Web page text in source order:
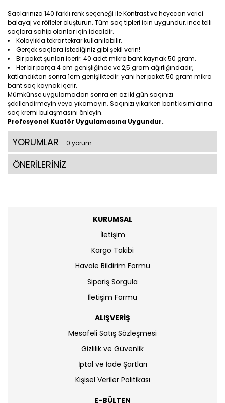
Saçlarınıza 140 farklı renk seçeneği ile Kontrast ve heyecan verici
balayaj ve röfleler oluşturun. Tüm saç tipleri için uygundur, ince telli
saçlara sahip olanlar için idealdir.
Kolaylıkla tekrar tekrar kullanılabilir.
Gerçek saçlara istediğiniz gibi şekil verin!
Bir paket şunları içerir: 40 adet mikro bant kaynak 50 gram.
Her bir parça 4 cm genişliğinde ve 2,5 gram ağırlığındadır,
katlandıktan sonra 1cm genişliktedir. yani her paket 50 gram mikro
bant saç kaynak içerir.
Mümkünse uygulamadan sonra en az iki gün saçınızı
şekillendirmeyin veya yıkamayın. Saçınızı yıkarken bant kısımlarına
saç kremi bulaşmasını önleyin.
Profesyonel Kuaför Uygulamasına Uygundur.
YORUMLAR - 0 yorum
ÖNERİLERİNİZ
KURUMSAL
İletişim
Kargo Takibi
Havale Bildirim Formu
Sipariş Sorgula
İletişim Formu
ALIŞVERİŞ
Mesafeli Satış Sözleşmesi
Gizlilik ve Güvenlik
İptal ve İade Şartları
Kişisel Veriler Politikası
E-BÜLTEN